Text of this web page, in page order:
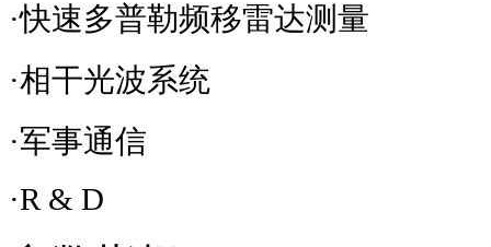
·快速多普勒频移雷达测量
·相干光波系统
·军事通信
·R & D